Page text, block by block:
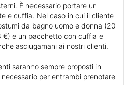
È necessario portare un
e cuffia. Nel caso in cui il cliente
da bagno uomo e donna (20
e un pacchetto con cuffia e
asciugamani ai nostri clienti.
saranno sempre proposti in
per entrambi prenotare